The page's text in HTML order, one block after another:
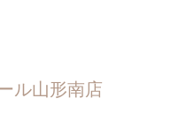
ル山形南店